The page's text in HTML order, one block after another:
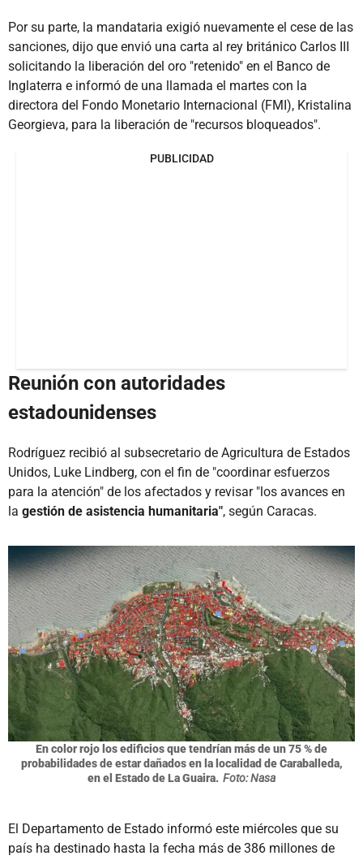
Por su parte, la mandataria exigió nuevamente el cese de las
sanciones, dijo que envió una carta al rey británico Carlos III
solicitando la liberación del oro "retenido" en el Banco de
Inglaterra e informó de una llamada el martes con la
directora del Fondo Monetario Internacional (FMI), Kristalina
Georgieva, para la liberación de "recursos bloqueados".
PUBLICIDAD
Reunión con autoridades
estadounidenses
Rodríguez recibió al subsecretario de Agricultura de Estados
Unidos, Luke Lindberg, con el fin de "coordinar esfuerzos
para la atención" de los afectados y revisar "los avances en
la gestión de asistencia humanitaria", según Caracas.
En color rojo los edificios que tendrían más de un 75 % de
probabilidades de estar dañados en la localidad de Caraballeda,
en el Estado de La Guaira. Foto: Nasa
El Departamento de Estado informó este miércoles que su
país ha destinado hasta la fecha más de 386 millones de